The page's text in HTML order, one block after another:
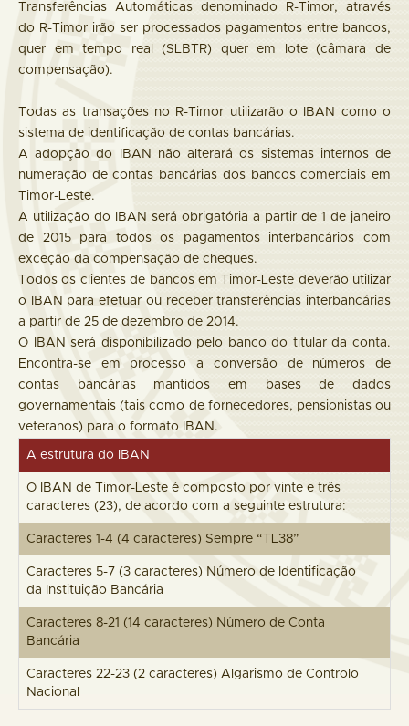
Transferências Automáticas denominado R-Timor, através
do R-Timor irão ser processados pagamentos entre bancos,
quer em tempo real (SLBTR) quer em lote (câmara de
compensação).
Todas as transações no R-Timor utilizarão o IBAN como o
sistema de identificação de contas bancárias.
A adopção do IBAN não alterará os sistemas internos de
numeração de contas bancárias dos bancos comerciais em
Timor-Leste.
A utilização do IBAN será obrigatória a partir de 1 de janeiro
de 2015 para todos os pagamentos interbancários com
exceção da compensação de cheques.
Todos os clientes de bancos em Timor-Leste deverão utilizar
o IBAN para efetuar ou receber transferências interbancárias
a partir de 25 de dezembro de 2014.
O IBAN será disponibilizado pelo banco do titular da conta.
Encontra-se em processo a conversão de números de
contas bancárias mantidos em bases de dados
governamentais (tais como de fornecedores, pensionistas ou
veteranos) para o formato IBAN.
A estrutura do IBAN
O IBAN de Timor-Leste é composto por vinte e três
caracteres (23), de acordo com a seguinte estrutura:
Caracteres 1-4 (4 caracteres) Sempre “TL38”
Caracteres 5-7 (3 caracteres) Número de Identificação
da Instituição Bancária
Caracteres 8-21 (14 caracteres) Número de Conta
Bancária
Caracteres 22-23 (2 caracteres) Algarismo de Controlo
Nacional